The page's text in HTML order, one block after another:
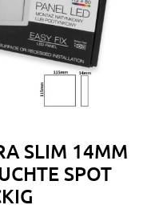
SLIM 14MM
SPOT